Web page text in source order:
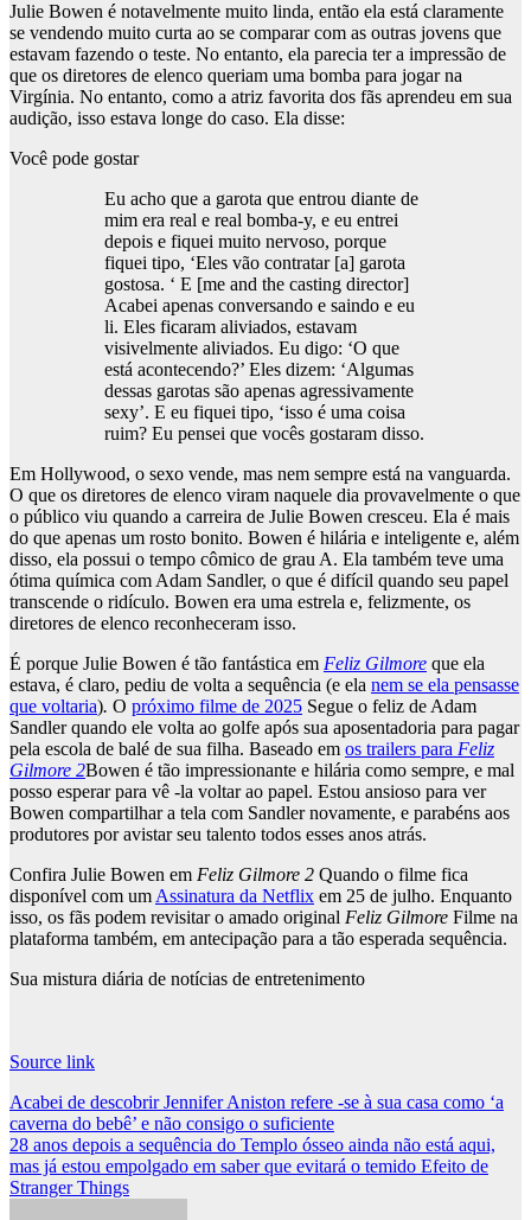
Julie Bowen é notavelmente muito linda, então ela está claramente
se vendendo muito curta ao se comparar com as outras jovens que
estavam fazendo o teste. No entanto, ela parecia ter a impressão de
que os diretores de elenco queriam uma bomba para jogar na
Virgínia. No entanto, como a atriz favorita dos fãs aprendeu em sua
audição, isso estava longe do caso. Ela disse:
Você pode gostar
Eu acho que a garota que entrou diante de
mim era real e real bomba-y, e eu entrei
depois e fiquei muito nervoso, porque
fiquei tipo, ‘Eles vão contratar [a] garota
gostosa. ‘ E [me and the casting director]
Acabei apenas conversando e saindo e eu
li. Eles ficaram aliviados, estavam
visivelmente aliviados. Eu digo: ‘O que
está acontecendo?’ Eles dizem: ‘Algumas
dessas garotas são apenas agressivamente
sexy’. E eu fiquei tipo, ‘isso é uma coisa
ruim? Eu pensei que vocês gostaram disso.
Em Hollywood, o sexo vende, mas nem sempre está na vanguarda.
O que os diretores de elenco viram naquele dia provavelmente o que
o público viu quando a carreira de Julie Bowen cresceu. Ela é mais
do que apenas um rosto bonito. Bowen é hilária e inteligente e, além
disso, ela possui o tempo cômico de grau A. Ela também teve uma
ótima química com Adam Sandler, o que é difícil quando seu papel
transcende o ridículo. Bowen era uma estrela e, felizmente, os
diretores de elenco reconheceram isso.
É porque Julie Bowen é tão fantástica em Feliz Gilmore que ela
estava, é claro, pediu de volta a sequência (e ela nem se ela pensasse
que voltaria). O próximo filme de 2025 Segue o feliz de Adam
Sandler quando ele volta ao golfe após sua aposentadoria para pagar
pela escola de balé de sua filha. Baseado em os trailers para Feliz
Gilmore 2Bowen é tão impressionante e hilária como sempre, e mal
posso esperar para vê -la voltar ao papel. Estou ansioso para ver
Bowen compartilhar a tela com Sandler novamente, e parabéns aos
produtores por avistar seu talento todos esses anos atrás.
Confira Julie Bowen em Feliz Gilmore 2 Quando o filme fica
disponível com umAssinatura da Netflix em 25 de julho. Enquanto
isso, os fãs podem revisitar o amado original Feliz Gilmore Filme na
plataforma também, em antecipação para a tão esperada sequência.
Sua mistura diária de notícias de entretenimento
Source link
Post
navigation
Acabei de descobrir Jennifer Aniston refere -se à sua casa como ‘a
caverna do bebê’ e não consigo o suficiente
28 anos depois a sequência do Templo ósseo ainda não está aqui,
mas já estou empolgado em saber que evitará o temido Efeito de
Stranger Things